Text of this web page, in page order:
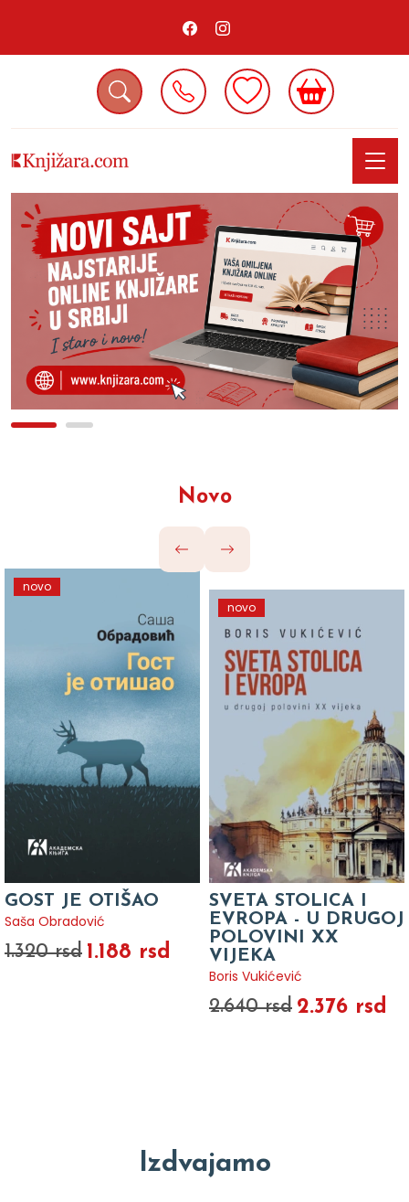
Novo
novo
GOST JE OTIŠAO
Saša Obradović
1.320 rsd 1.188 rsd
novo
SVETA STOLICA I
EVROPA - U DRUGOJ
POLOVINI XX
VIJEKA
Boris Vukićević
2.640 rsd 2.376 rsd
Izdvajamo